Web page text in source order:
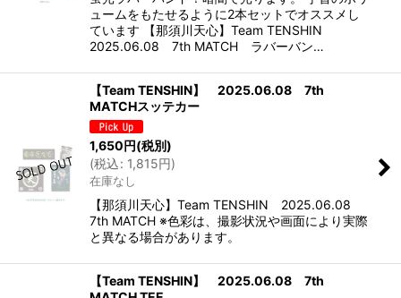
ュームをもたせるように2本セットでオススメし
ています 【那須川天心】Team TENSHIN
2025.06.08 7th MATCH ラバーバン…
【Team TENSHIN】 2025.06.08 7th
MATCHスッテカー
1,650円(税別)
(税込: 1,815円)
在庫なし
【那須川天心】Team TENSHIN 2025.06.08
7th MATCH ※色彩は、撮影状況や画面により実際
と異なる場合があります。
【Team TENSHIN】 2025.06.08 7th